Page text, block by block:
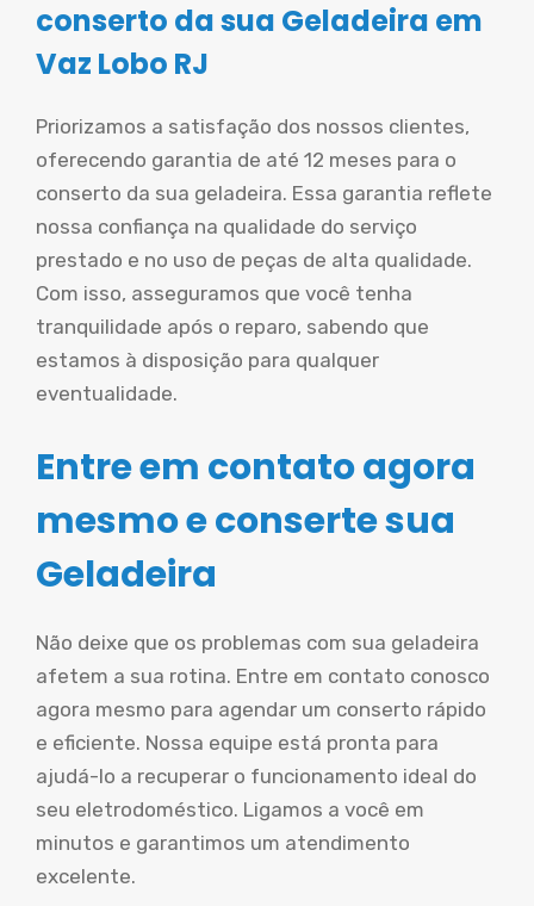
conserto da sua Geladeira em
Vaz Lobo RJ
Priorizamos a satisfação dos nossos clientes,
oferecendo garantia de até 12 meses para o
conserto da sua geladeira. Essa garantia reflete
nossa confiança na qualidade do serviço
prestado e no uso de peças de alta qualidade.
Com isso, asseguramos que você tenha
tranquilidade após o reparo, sabendo que
estamos à disposição para qualquer
eventualidade.
Entre em contato agora
mesmo e conserte sua
Geladeira
Não deixe que os problemas com sua geladeira
afetem a sua rotina. Entre em contato conosco
agora mesmo para agendar um conserto rápido
e eficiente. Nossa equipe está pronta para
ajudá-lo a recuperar o funcionamento ideal do
seu eletrodoméstico. Ligamos a você em
minutos e garantimos um atendimento
excelente.